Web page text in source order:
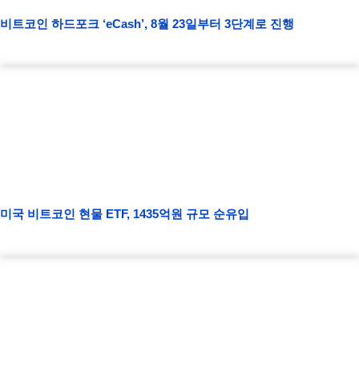
비트코인 하드포크 ‘eCash’, 8월 23일부터 3단계로 진행
미국 비트코인 현물 ETF, 1435억원 규모 순유입